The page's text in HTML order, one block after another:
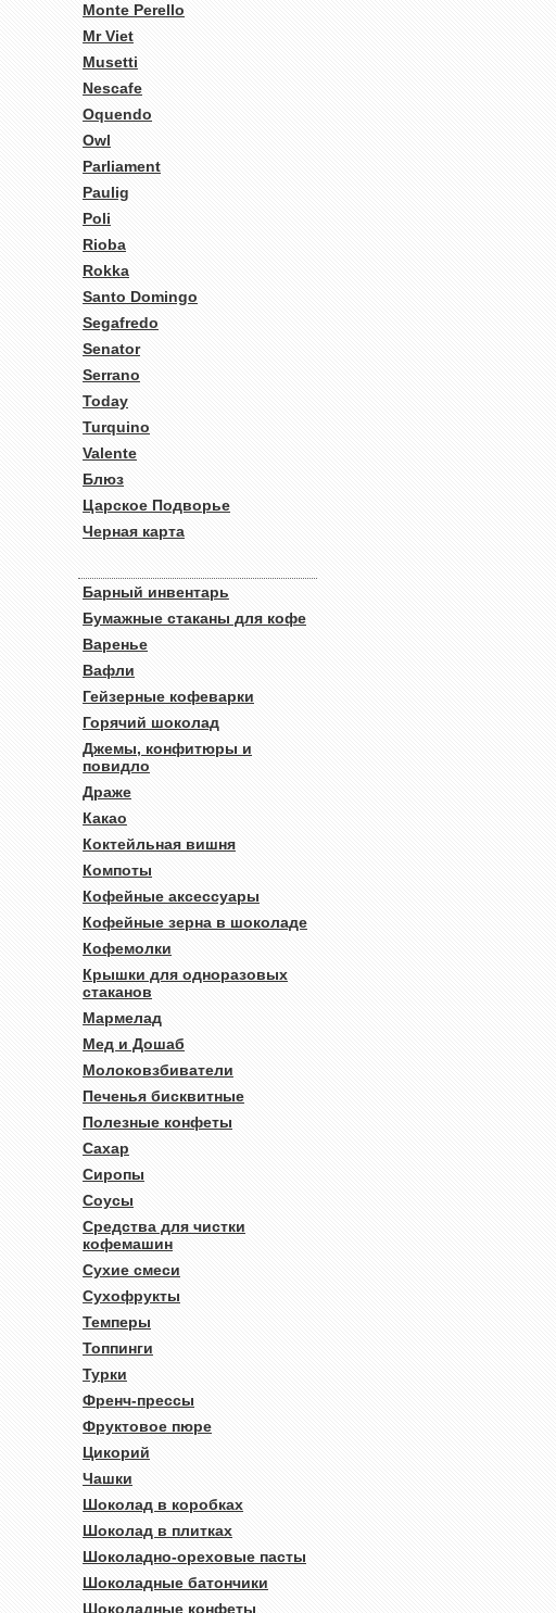
Monte Perello
Mr Viet
Musetti
Nescafe
Oquendo
Owl
Parliament
Paulig
Poli
Rioba
Rokka
Santo Domingo
Segafredo
Senator
Serrano
Today
Turquino
Valente
Блюз
Царское Подворье
Черная карта
Барный инвентарь
Бумажные стаканы для кофе
Варенье
Вафли
Гейзерные кофеварки
Горячий шоколад
Джемы, конфитюры и
повидло
Драже
Какао
Коктейльная вишня
Компоты
Кофейные аксессуары
Кофейные зерна в шоколаде
Кофемолки
Крышки для одноразовых
стаканов
Мармелад
Мед и Дошаб
Молоковзбиватели
Печенья бисквитные
Полезные конфеты
Сахар
Сиропы
Соусы
Средства для чистки
кофемашин
Сухие смеси
Сухофрукты
Темперы
Топпинги
Турки
Френч-прессы
Фруктовое пюре
Цикорий
Чашки
Шоколад в коробках
Шоколад в плитках
Шоколадно-ореховые пасты
Шоколадные батончики
Шоколадные конфеты